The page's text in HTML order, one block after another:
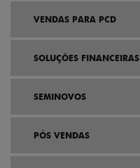
VENDAS PARA PCD
SOLUÇÕES FINANCEIRAS
SEMINOVOS
PÓS VENDAS